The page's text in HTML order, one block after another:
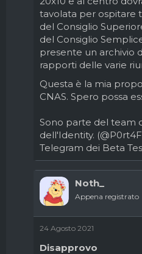
tavolata per ospitare
del Consiglio
del Consiglio
presente un archivio
rapporti delle varie
Questa è la mia
CNAS. Spero possa
Sono parte del team
dell'Identity.
Telegram dei Beta
Noth_
Appena registrato
24 Agosto 2021
Disapprovo